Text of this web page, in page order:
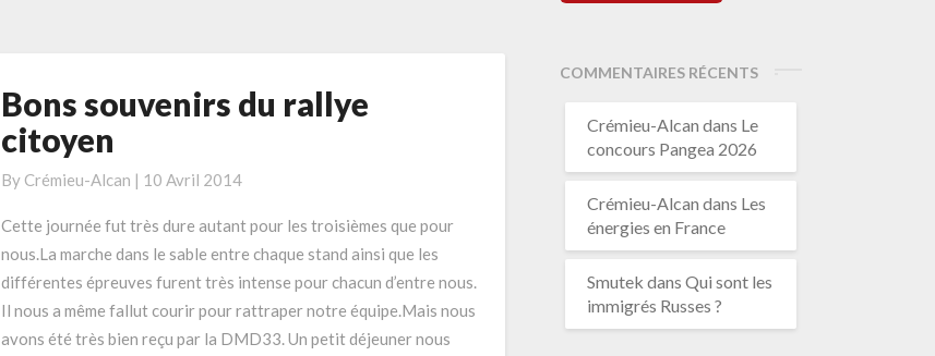
Bons
souvenirs
du
rallye
Bons souvenirs du rallye
citoyen
By Crémieu-Alcan | 10 Avril 2014
Cette journée fut très dure autant pour les troisièmes que pour
nous.La marche dans le sable entre chaque stand ainsi que les
différentes épreuves furent très intense pour chacun d’entre nous.
Il nous a même fallut courir pour rattraper notre équipe.Mais nous
avons été très bien reçu par la DMD33. Un petit déjeuner nous
COMMENTAIRES RÉCENTS
Crémieu-Alcan dans Le
concours Pangea 2026
Crémieu-Alcan dans Les
énergies en France
Smutek dans Qui sont les
immigrés Russes ?